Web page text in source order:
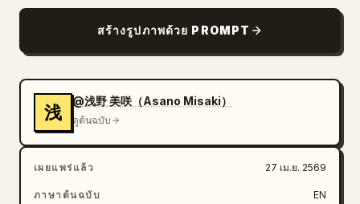
สร้างรูปภาพด้วย PROMPT
浅
@浅野 美咲（Asano Misaki）
ดูต้นฉบับ
เผยแพร่แล้ว 27 เม.ย. 2569
ภาษาต้นฉบับ EN